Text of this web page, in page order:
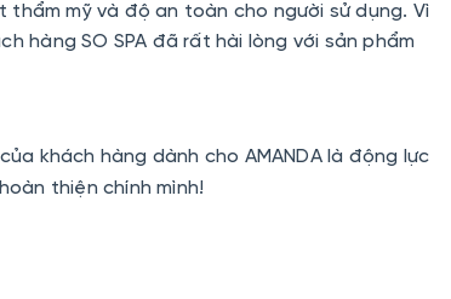
mỹ và độ an toàn cho người sử dụng. Vì
hàng SO SPA đã rất hài lòng với sản phẩm
khách hàng dành cho AMANDA là động lực
thiện chính mình!